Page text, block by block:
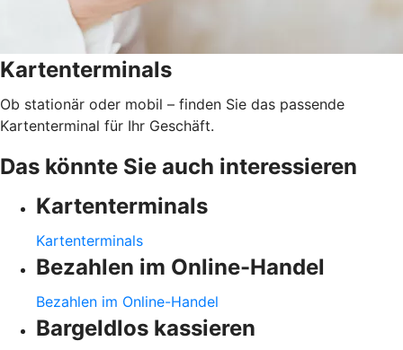
Kartenterminals
Ob stationär oder mobil – finden Sie das passende
Kartenterminal für Ihr Geschäft.
Das könnte Sie auch interessieren
Kartenterminals
Kartenterminals
Bezahlen im Online-Handel
Bezahlen im Online-Handel
Bargeldlos kassieren